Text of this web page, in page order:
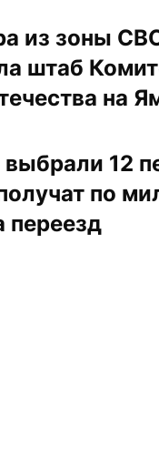
из зоны
штаб
на
12
по
переезд